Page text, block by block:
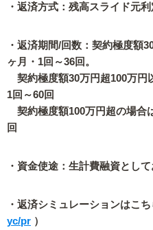
・返済方式：残高スライド元
・返済期間/回数：契約極度額
ヶ月・1回～36回。
契約極度額30万円超100万円
1回～60回
契約極度額100万円超の場合
回
・資金使途：生計費融資とし
・返済シミュレーションはこち
yc/pr ）